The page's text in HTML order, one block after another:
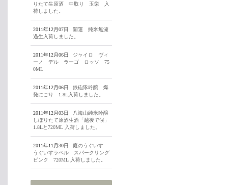
りたて生原酒 中取り 玉栄 入
荷しました。
2011年12月07日
開運 純米無濾
過生入荷しました。
2011年12月06日
ジャイロ ヴィ
ーノ デル ラーゴ ロッソ 75
0ML
2011年12月06日
鉄砲隊吟醸 爆
発にごり 1.8L入荷しました。
2011年12月03日
八海山純米吟醸
しぼりたて原酒生酒「越後で候」
1.8Lと720ML 入荷しました。
2011年11月30日
庭のうぐいす
うぐいすラベル スパークリング
ピンク 720ML 入荷しました。